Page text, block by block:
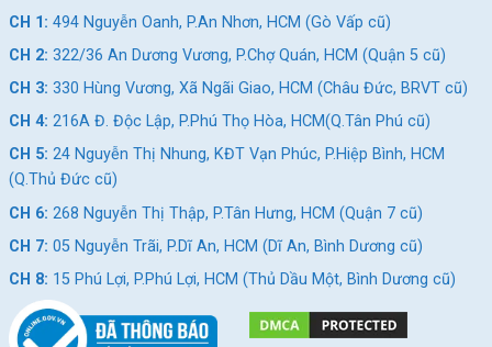
CH 1: 494 Nguyễn Oanh, P.An Nhơn, HCM (Gò Vấp cũ)
CH 2: 322/36 An Dương Vương, P.Chợ Quán, HCM (Quận 5 cũ)
CH 3: 330 Hùng Vương, Xã Ngãi Giao, HCM (Châu Đức, BRVT cũ)
CH 4: 216A Đ. Độc Lập, P.Phú Thọ Hòa, HCM(Q.Tân Phú cũ)
CH 5: 24 Nguyễn Thị Nhung, KĐT Vạn Phúc, P.Hiệp Bình, HCM
(Q.Thủ Đức cũ)
CH 6: 268 Nguyễn Thị Thập, P.Tân Hưng, HCM (Quận 7 cũ)
CH 7: 05 Nguyễn Trãi, P.Dĩ An, HCM (Dĩ An, Bình Dương cũ)
CH 8: 15 Phú Lợi, P.Phú Lợi, HCM (Thủ Dầu Một, Bình Dương cũ)